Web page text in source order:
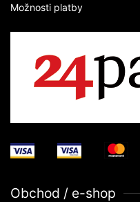
Možnosti platby
Obchod / e-shop